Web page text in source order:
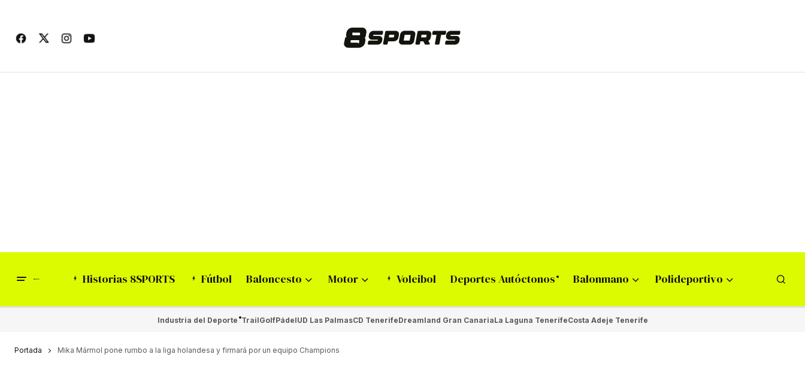
Historias 8SPORTS Fútbol Baloncesto Motor Voleibol Deportes Autóctonos Balonmano Polideportivo
Industria del Deporte TrailGolfPádelUD Las PalmasCD TenerifeDreamland Gran CanariaLa Laguna TenerifeCosta Adeje Tenerife
Portada Mika Mármol pone rumbo a la liga holandesa y firmará por un equipo Champions